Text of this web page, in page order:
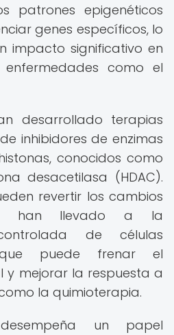
patrones epigenéticos
genes específicos, lo
impacto significativo en
como el
desarrollado terapias
inhibidores de enzimas
conocidos como
desacetilasa (HDAC).
revertir los cambios
han llevado a la
de células
puede frenar el
y mejorar la respuesta a
la quimioterapia.
un papel